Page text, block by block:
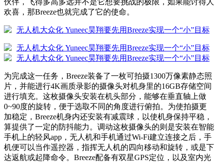
伙伴，飞得多高多远并不是它想要挑战的极限，如果能讨得人
欢喜，那Breeze也就完成了它的使命。
为完成这一任务，Breeze装备了一枚可拍摄1300万像素静态照
片，并能进行4K画质录影的摄像头对机身里的16GB存储空间
进行填充。这枚摄像头安装在机头部分，能够在垂直轴上做
0~90度的旋转，便于选取不同的角度进行俯拍。为使拍摄更
加稳定，Breeze机身内还安装有减震球，以使机身保持平稳，
算提供了一定的防抖能力。调动这枚摄像头的则是安装在智能
手机上的轻风app，无人机和手机通过Wi-Fi建立连接之后，手
机便可以当作遥控器，指挥无人机的四向移动和旋转，或是下
达返航或起降命令。Breeze配备有双星GPS定位，以及室内光